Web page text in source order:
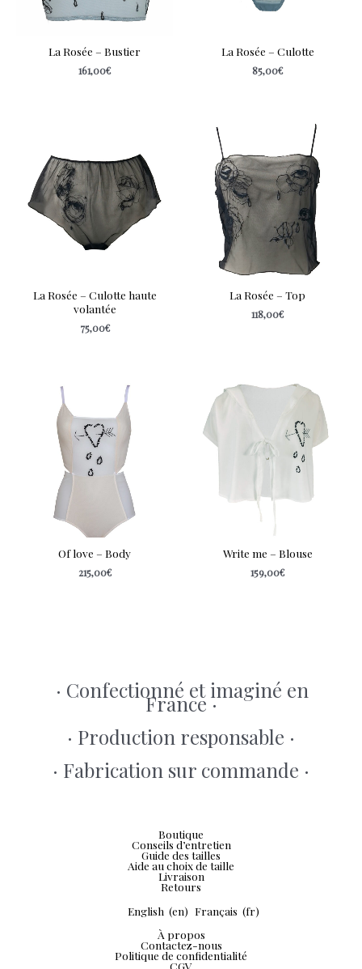
La Rosée – Bustier
161,00€
La Rosée – Culotte
85,00€
La Rosée – Culotte haute
volantée
75,00€
La Rosée – Top
118,00€
Of love – Body
215,00€
Write me – Blouse
159,00€
· Confectionné et imaginé en
France ·
· Production responsable ·
· Fabrication sur commande ·
Boutique
Conseils d’entretien
Guide des tailles
Aide au choix de taille
Livraison
Retours
English (en) Français (fr)
À propos
Contactez-nous
Politique de confidentialité
CGV